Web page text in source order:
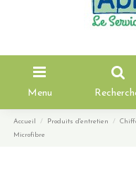
Menu
Accueil Produits d'entretien
Microfibre